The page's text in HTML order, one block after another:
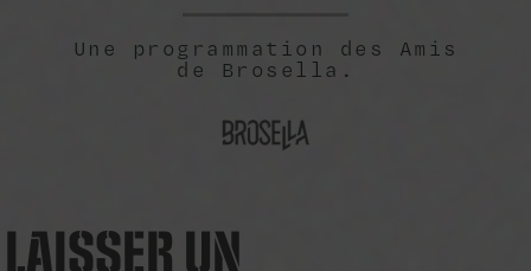
Une programmation des Amis
de Brosella.
LAISSER UN